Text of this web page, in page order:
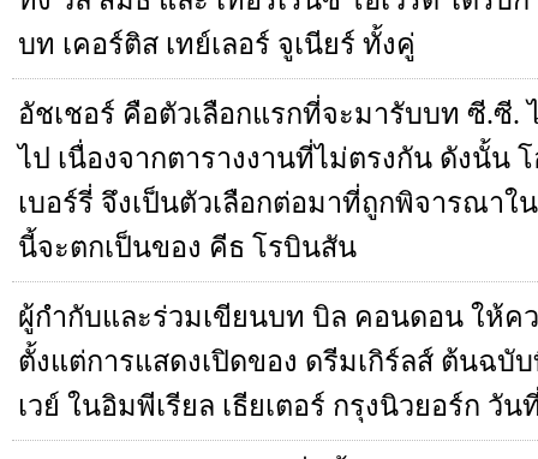
บท เคอร์ติส เทย์เลอร์ จูเนียร์ ทั้งคู่
อัชเชอร์ คือตัวเลือกแรกที่จะมารับบท ซี.ซี.
ไป เนื่องจากตารางงานที่ไม่ตรงกัน ดังนั้น
เบอร์รี่ จึงเป็นตัวเลือกต่อมาที่ถูกพิจารณา
นี้จะตกเป็นของ คีธ โรบินสัน
ผู้กำกับและร่วมเขียนบท บิล คอนดอน ให้ค
ตั้งแต่การแสดงเปิดของ ดรีมเกิร์ลส์ ต้นฉบั
เวย์ ในอิมพีเรียล เธียเตอร์ กรุงนิวยอร์ก วัน